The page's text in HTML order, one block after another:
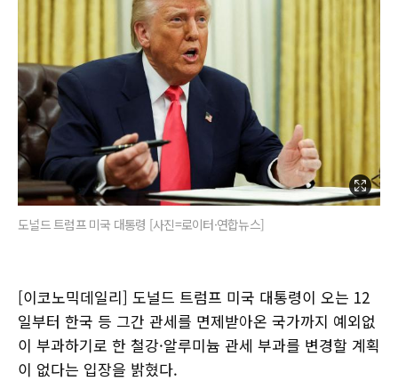
도널드 트럼프 미국 대통령 [사진=로이터·연합뉴스]
[이코노믹데일리] 도널드 트럼프 미국 대통령이 오는 12
일부터 한국 등 그간 관세를 면제받아온 국가까지 예외없
이 부과하기로 한 철강·알루미늄 관세 부과를 변경할 계획
이 없다는 입장을 밝혔다.